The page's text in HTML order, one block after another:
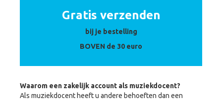
Gratis verzenden
bij je bestelling
BOVEN de 30 euro
Waarom een zakelijk account als muziekdocent?
Als muziekdocent heeft u andere behoeften dan een